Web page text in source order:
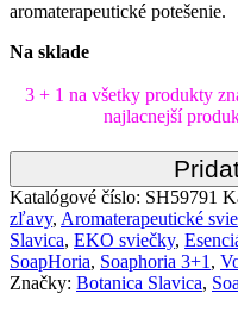
aromaterapeutické potešenie.
Na sklade
3 + 1 na všetky produkty
najlacnejší
Katalógové číslo: SH59791
zľavy, Aromaterapeutické
Slavica, EKO sviečky,
SoapHoria, Soaphoria 3+1,
Značky: Botanica Slavica,